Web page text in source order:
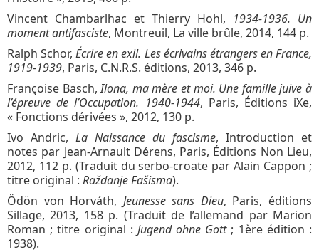
Vincent Chambarlhac et Thierry Hohl, 1934-1936. Un
moment antifasciste, Montreuil, La ville brûle, 2014, 144 p.
Ralph Schor,Écrire en exil. Les écrivains étrangers en France,
1919-1939, Paris, C.N.R.S. éditions, 2013, 346 p.
Françoise Basch,Ilona, ma mère et moi. Une famille juive à
l’épreuve de l’Occupation. 1940-1944, Paris, Éditions iXe,
« Fonctions dérivées », 2012, 130 p.
Ivo Andric, La Naissance du fascisme, Introduction et
notes par Jean-Arnault Dérens, Paris, Éditions Non Lieu,
2012, 112 p. (Traduit du serbo-croate par Alain Cappon ;
titre original : Raždanje Fašisma).
Ödön von Horváth, Jeunesse sans Dieu, Paris, éditions
Sillage, 2013, 158 p. (Traduit de l’allemand par Marion
Roman ; titre original : Jugend ohne Gott ; 1ère édition :
1938).